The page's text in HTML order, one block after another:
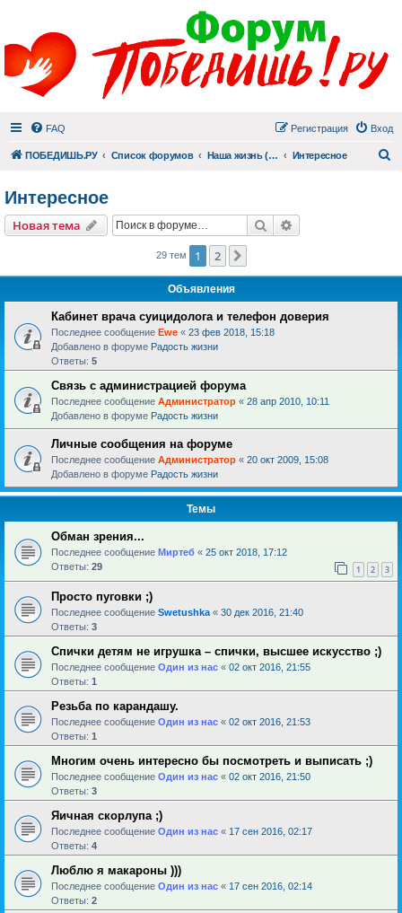
FAQ Вход
Регистрация
ПОБЕДИШЬ.РУ Список форумов Наша жизнь (не всё же о суициде!) Интересное
Интересное
Новая тема Поиск
29 тем 1 2
Объявления
Кабинет врача суицидолога и телефон доверия
Последнее сообщение Ewe « 23 фев 2018, 15:18
Добавлено в форуме Радость жизни
Ответы: 5
Связь с администрацией форума
Последнее сообщение Администратор « 28 апр 2010, 10:11
Добавлено в форуме Радость жизни
Личные сообщения на форуме
Последнее сообщение Администратор « 20 окт 2009, 15:08
Добавлено в форуме Радость жизни
Темы
Обман зрения...
Последнее сообщение Миртеб « 25 окт 2018, 17:12
Ответы: 29 1 2 3
Просто пуговки ;)
Последнее сообщение Swetushka « 30 дек 2016, 21:40
Ответы: 3
Спички детям не игрушка – спички, высшее искусство ;)
Последнее сообщение Один из нас « 02 окт 2016, 21:55
Ответы: 1
Резьба по карандашу.
Последнее сообщение Один из нас « 02 окт 2016, 21:53
Ответы: 1
Многим очень интересно бы посмотреть и выписать ;)
Последнее сообщение Один из нас « 02 окт 2016, 21:50
Ответы: 3
Яичная скорлупа ;)
Последнее сообщение Один из нас « 17 сен 2016, 02:17
Ответы: 4
Люблю я макароны )))
Последнее сообщение Один из нас « 17 сен 2016, 02:14
Ответы: 2